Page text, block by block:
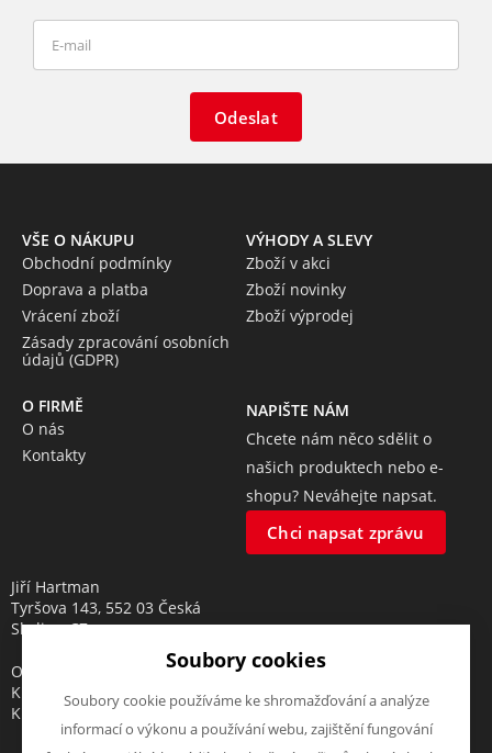
Odeslat
VŠE O NÁKUPU
Obchodní podmínky
Doprava a platba
Vrácení zboží
Zásady zpracování osobních
údajů (GDPR)
VÝHODY A SLEVY
Zboží v akci
Zboží novinky
Zboží výprodej
O FIRMĚ
O nás
Kontakty
NAPIŠTE NÁM
Chcete nám něco sdělit o
našich produktech nebo e-
shopu? Neváhejte napsat.
Chci napsat zprávu
Jiří Hartman
Tyršova 143, 552 03 Česká
Skalice, CZ
Obchodní rejstřík vedený u
Krajského soudu v Hradci
Králové, oddíl A, vložka 18553
Soubory cookies
Soubory cookie používáme ke shromažďování a analýze
informací o výkonu a používání webu, zajištění fungování